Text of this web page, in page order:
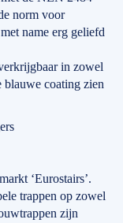
norm voor
name erg geliefd
in zowel
blauwe coating zien
‘Eurostairs’.
trappen op zowel
zijn